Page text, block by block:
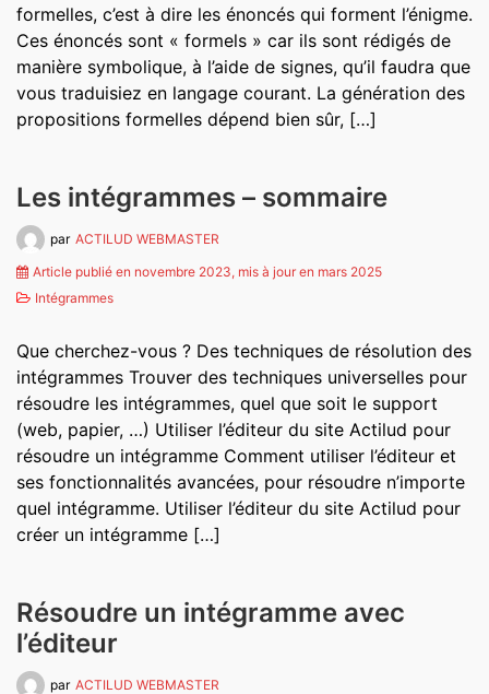
formelles, c’est à dire les énoncés qui forment l’énigme.
Ces énoncés sont « formels » car ils sont rédigés de
manière symbolique, à l’aide de signes, qu’il faudra que
vous traduisiez en langage courant. La génération des
propositions formelles dépend bien sûr, […]
Les intégrammes – sommaire
par ACTILUD WEBMASTER
Article publié en novembre 2023, mis à jour en mars 2025
Intégrammes
Que cherchez-vous ? Des techniques de résolution des
intégrammes Trouver des techniques universelles pour
résoudre les intégrammes, quel que soit le support
(web, papier, …) Utiliser l’éditeur du site Actilud pour
résoudre un intégramme Comment utiliser l’éditeur et
ses fonctionnalités avancées, pour résoudre n’importe
quel intégramme. Utiliser l’éditeur du site Actilud pour
créer un intégramme […]
Résoudre un intégramme avec
l’éditeur
par ACTILUD WEBMASTER